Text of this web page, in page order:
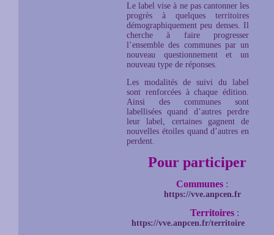
Le label vise à ne pas cantonner les
progrès à quelques territoires
démographiquement peu denses. Il
cherche à faire progresser
l’ensemble des communes par un
nouveau questionnement et un
nouveau type de réponses.
Les modalités de suivi du label
sont renforcées à chaque édition.
Ainsi des communes sont
labellisées quand d’autres perdre
leur label, certaines gagnent de
nouvelles étoiles quand d’autres en
perdent.
Pour participer
Communes :
https://vve.anpcen.fr
Territoires :
https://vve.anpcen.fr/territoire